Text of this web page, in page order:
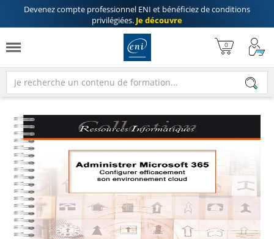
Devenez compte professionnel ENI et bénéficiez deconditions
privilégiées. Je découvre